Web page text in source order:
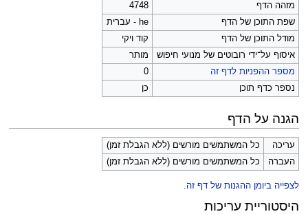
מזהה הדף
4748
שפת התוכן של הדף
he - עברית
מודל התוכן של הדף
קוד ויקי
איסוף על־ידי רובוטים של מנועי חיפוש
מותר
מספר ההפניות לדף זה
0
נספר כדף תוכן
כן
הגנה על הדף
עריכה
כל המשתמשים מורשים (ללא הגבלת זמן)
העברה
כל המשתמשים מורשים (ללא הגבלת זמן)
לצפייה ביומן ההגנות של דף זה.
היסטוריית עריכות